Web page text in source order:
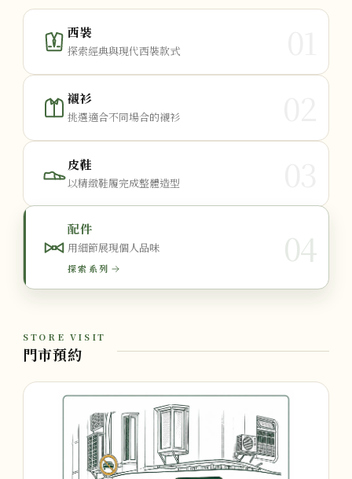
西裝
探索經典與現代西裝款式
襯衫
挑選適合不同場合的襯衫
皮鞋
以精緻鞋履完成整體造型
04
配件
用細節展現個人品味
探索系列
STORE VISIT
門市預約